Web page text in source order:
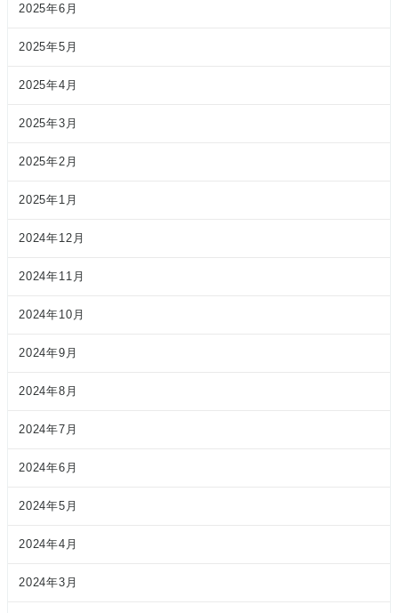
2025年6月
2025年5月
2025年4月
2025年3月
2025年2月
2025年1月
2024年12月
2024年11月
2024年10月
2024年9月
2024年8月
2024年7月
2024年6月
2024年5月
2024年4月
2024年3月